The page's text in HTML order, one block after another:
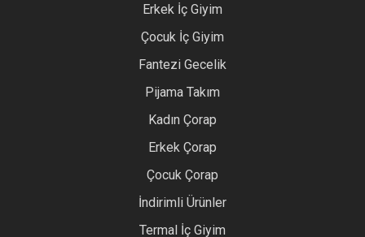
Erkek İç Giyim
Çocuk İç Giyim
Fantezi Gecelik
Pijama Takım
Kadın Çorap
Erkek Çorap
Çocuk Çorap
İndirimli Ürünler
Termal İç Giyim